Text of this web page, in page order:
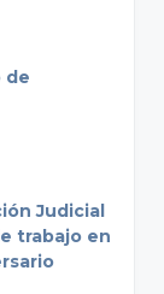
de
Judicial
trabajo en